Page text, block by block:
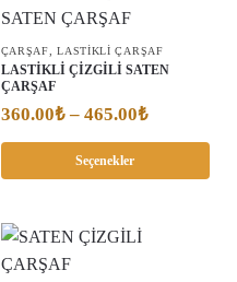
ÇARŞAF ,LASTİKLİ ÇARŞAF
LASTİKLİ ÇİZGİLİ SATEN
ÇARŞAF
360.00₺ – 465.00₺
Seçenekler